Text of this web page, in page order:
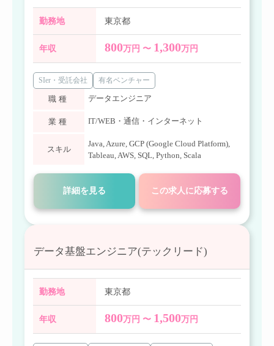
勤務地 東京都
年収 800万円 〜 1,300万円
SIer・受託会社 有名ベンチャー
職種 データエンジニア
業種 IT/WEB・通信・インターネット
スキル
Java,Azure, GCP (Google Cloud Platform),
Tableau,AWS, SQL, Python, Scala
詳細を見る この求人に応募する
データ基盤エンジニア(テックリード)
勤務地 東京都
年収 800万円 〜 1,500万円